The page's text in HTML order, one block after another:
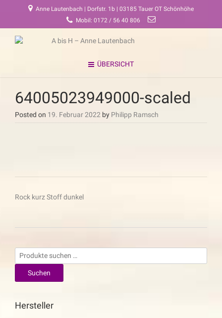
Anne Lautenbach | Dorfstr. 1b | 03185 Tauer OT Schönhöhe
Mobil: 0172 / 56 40 806
ÜBERSICHT
64005023949000-scaled
Posted on 19. Februar 2022 by Philipp Ramsch
Beitragsnavigation
Rock kurz Stoff dunkel
Suchen
nach:
Suchen
Hersteller